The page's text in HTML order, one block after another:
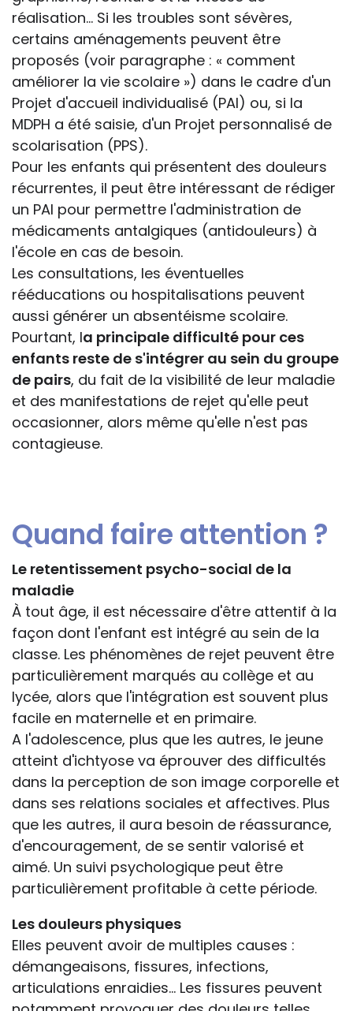
réalisation... Si les troubles sont sévères,
certains aménagements peuvent être
proposés (voir paragraphe : « comment
améliorer la vie scolaire ») dans le cadre d'un
Projet d'accueil individualisé (PAI) ou, si la
MDPH a été saisie, d'un Projet personnalisé de
scolarisation (PPS).
Pour les enfants qui présentent des douleurs
récurrentes, il peut être intéressant de rédiger
un PAI pour permettre l'administration de
médicaments antalgiques (antidouleurs) à
l'école en cas de besoin.
Les consultations, les éventuelles
rééducations ou hospitalisations peuvent
aussi générer un absentéisme scolaire.
Pourtant, la principale difficulté pour ces
enfants reste de s'intégrer au sein du groupe
de pairs, du fait de la visibilité de leur maladie
et des manifestations de rejet qu'elle peut
occasionner, alors même qu'elle n'est pas
contagieuse.
Quand faire attention ?
Le retentissement psycho-social de la
maladie
À tout âge, il est nécessaire d'être attentif à la
façon dont l'enfant est intégré au sein de la
classe. Les phénomènes de rejet peuvent être
particulièrement marqués au collège et au
lycée, alors que l'intégration est souvent plus
facile en maternelle et en primaire.
A l'adolescence, plus que les autres, le jeune
atteint d'ichtyose va éprouver des difficultés
dans la perception de son image corporelle et
dans ses relations sociales et affectives. Plus
que les autres, il aura besoin de réassurance,
d'encouragement, de se sentir valorisé et
aimé. Un suivi psychologique peut être
particulièrement profitable à cette période.
Les douleurs physiques
Elles peuvent avoir de multiples causes :
démangeaisons, fissures, infections,
articulations enraidies... Les fissures peuvent